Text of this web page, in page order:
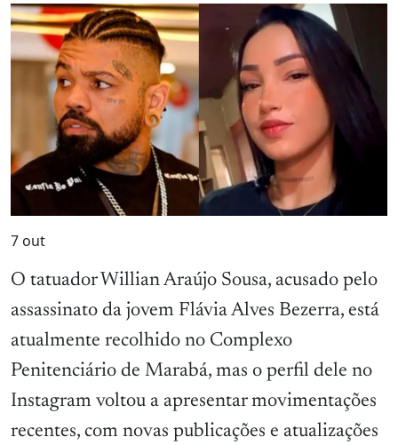
7 out
O tatuador Willian Araújo Sousa, acusado pelo
assassinato da jovem Flávia Alves Bezerra, está
atualmente recolhido no Complexo
Penitenciário de Marabá, mas o perfil dele no
Instagram voltou a apresentar movimentações
recentes, com novas publicações e atualizações